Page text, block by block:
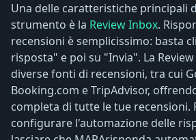
Una delle caratteristiche principali
strumento è la Review Inbox.
recensioni è semplicissimo: basta
risposta" e poi su "Invia". La
diverse fonti di recensioni, tra cui
Booking.com e TripAdvisor,
completa di tutte le tue recensioni.
configurare l'automazione delle